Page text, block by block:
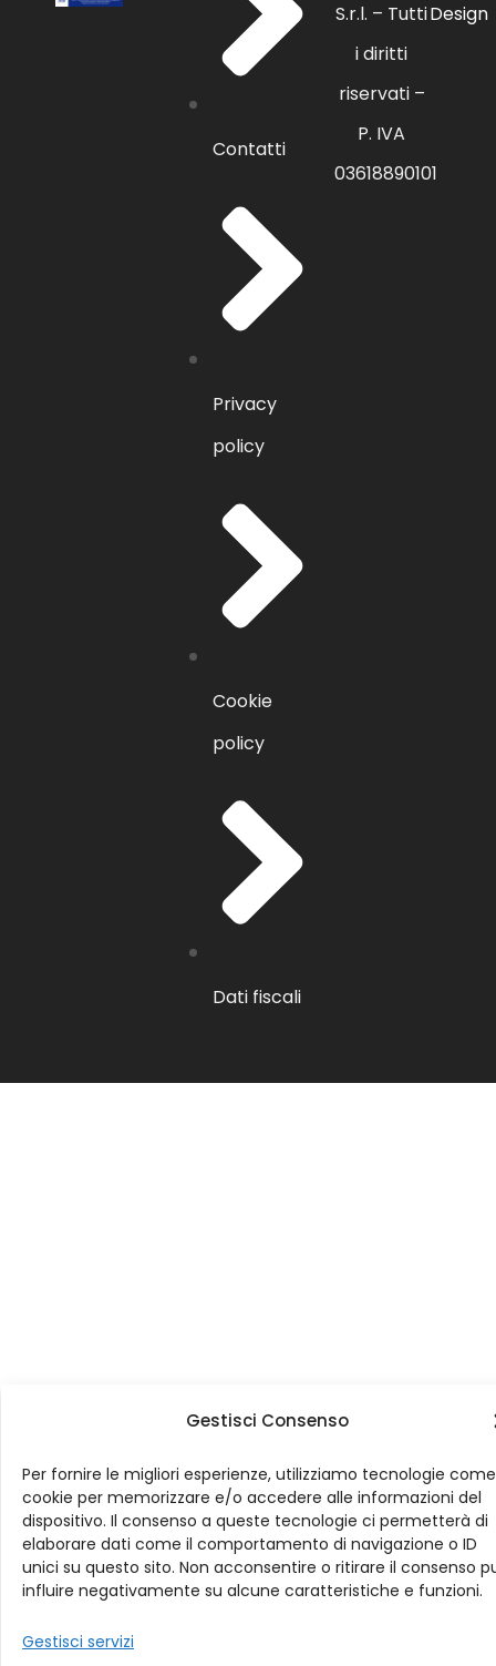
Gestisci Consenso
Per fornire le migliori esperienze, utilizziamo tecnologie
cookie per memorizzare e/o accedere alle informazioni del
dispositivo. Il consenso a queste tecnologie ci permetterà di
elaborare dati come il comportamento di navigazione o ID
unici su questo sito. Non acconsentire o ritirare il consenso
influire negativamente su alcune caratteristiche e funzioni.
Gestisci servizi
Contatti
Privacy
policy
Cookie
policy
Dati fiscali
S.r.l. – Tutti
i diritti
riservati –
P. IVA
03618890101
Design